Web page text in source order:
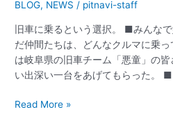
BLOG, NEWS / pitnavi-staff
旧車に乗るという選択。 ■みんな
だ仲間たちは、どんなクルマに乗
は岐阜県の旧車チーム「悪童」の
い出深い一台をあげてもらった。
Read More »